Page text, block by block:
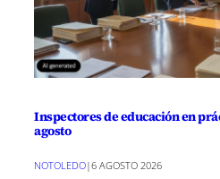
Inspectores de educación en
agosto
NOTOLEDO|6 AGOSTO 2026